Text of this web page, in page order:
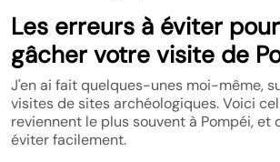
Les erreurs à éviter
gâcher votre visite de
J'en ai fait quelques-unes moi-même,
visites de sites archéologiques. Voici
reviennent le plus souvent à Pompéi, et
éviter facilement.